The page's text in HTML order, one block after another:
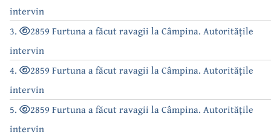
intervin
3.
2859 Furtuna a făcut ravagii la Câmpina. Autoritățile
intervin
4.
2859 Furtuna a făcut ravagii la Câmpina. Autoritățile
intervin
5.
2859 Furtuna a făcut ravagii la Câmpina. Autoritățile
intervin